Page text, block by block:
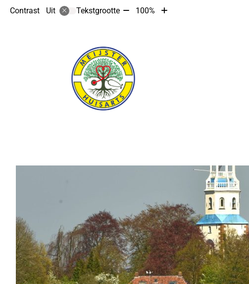
Contrast Uit Tekstgrootte Tekst100%
Tekst